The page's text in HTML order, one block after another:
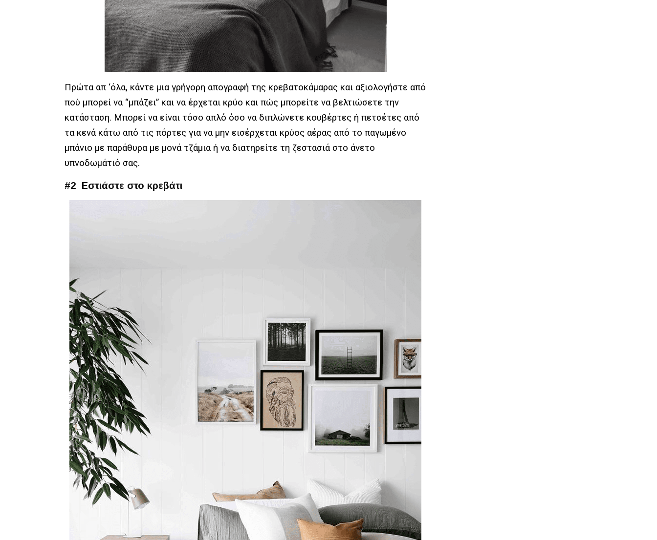
Πρώτα απ ‘όλα, κάντε μια γρήγορη απογραφή της κρεβατοκάμαρας και αξιολογήστε από
πού μπορεί να “μπάζει” και να έρχεται κρύο και πώς μπορείτε να βελτιώσετε την
κατάσταση. Μπορεί να είναι τόσο απλό όσο να διπλώνετε κουβέρτες ή πετσέτες από
τα κενά κάτω από τις πόρτες για να μην εισέρχεται κρύος αέρας από το παγωμένο
μπάνιο με παράθυρα με μονά τζάμια ή να διατηρείτε τη ζεστασιά στο άνετο
υπνοδωμάτιό σας.
#2 Εστιάστε στο κρεβάτι